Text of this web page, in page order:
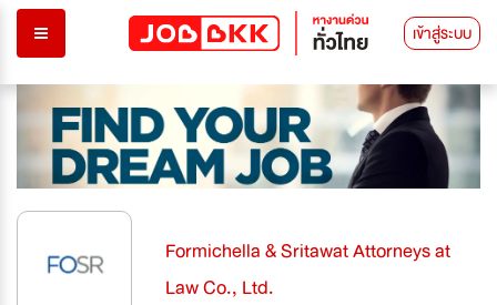
เข้าสู่ระบบ
Formichella & Sritawat Attorneys at
Law Co., Ltd.